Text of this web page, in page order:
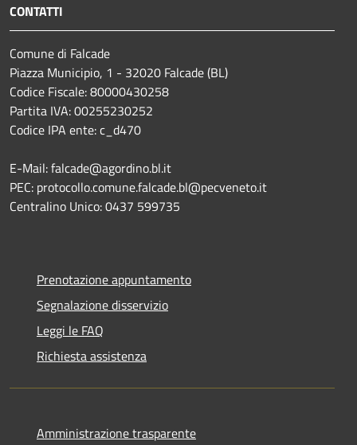
CONTATTI
Comune di Falcade
Piazza Municipio, 1 - 32020 Falcade (BL)
Codice Fiscale: 80000430258
Partita IVA: 00255230252
Codice IPA ente: c_d470
E-Mail: falcade@agordino.bl.it
PEC: protocollo.comune.falcade.bl@pecveneto.it
Centralino Unico: 0437 599735
Prenotazione appuntamento
Segnalazione disservizio
Leggi le FAQ
Richiesta assistenza
Amministrazione trasparente